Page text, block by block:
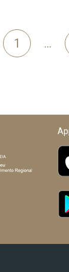
1 …